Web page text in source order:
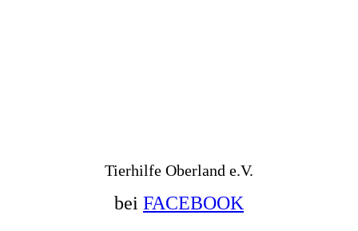
Tierhilfe Oberland e.V.
bei FACEBOOK